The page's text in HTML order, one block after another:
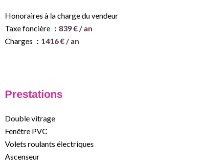
Honoraires à la charge du vendeur
Taxe foncière
839 € / an
Charges
1416 € / an
Prestations
Double vitrage
Fenêtre PVC
Volets roulants électriques
Ascenseur